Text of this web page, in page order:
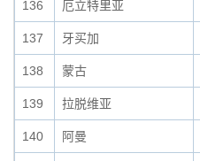
136 厄立特里亚
137 牙买加
138 蒙古
139 拉脱维亚
140 阿曼